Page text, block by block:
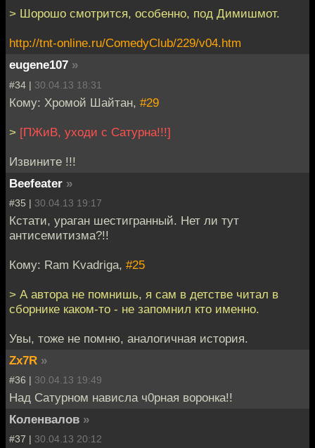
> Шорошо смотрится, особенно, под Димишмот.
http://tnt-online.ru/ComedyClub/229/v04.htm
eugene107 »
#34 | 30.04.13 18:31
Кому: Хромой Шайтан, #29
> [ПЖиВ, уходи с Сатурна!!!]
Извините !!!
Beefeater »
#35 | 30.04.13 19:17
Кстати, ураган шестигранный. Нет ли тут
антисемитизма?!!
Кому: Ram Kvadriga, #25
> А автора не помнишь, я сам в детстве читал в
сборнике каком-то - не запомнил кто именно.
Увы, тоже не помню, аналогичная история.
Zx7R »
#36 | 30.04.13 19:49
Над Сатурном нависла ч0рная воронка!!
Коленвалов »
#37 | 30.04.13 20:12